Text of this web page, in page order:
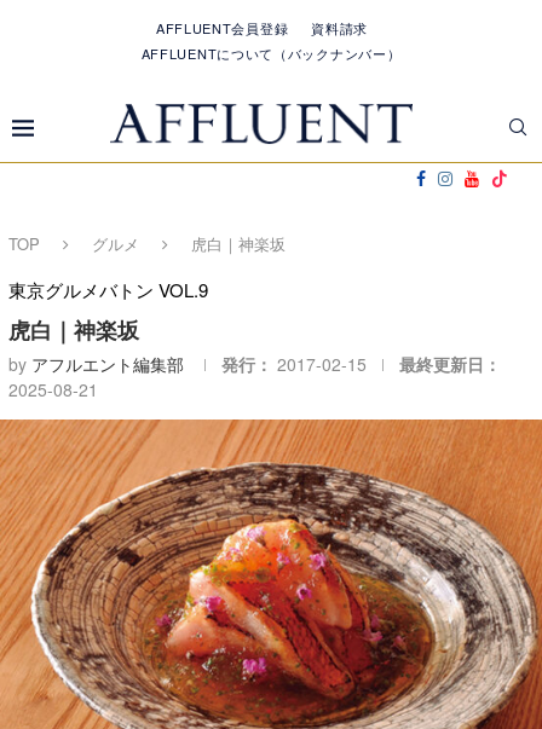
AFFLUENT会員登録
資料請求
AFFLUENTについて（バックナンバー）
TOP グルメ 虎白｜神楽坂
東京グルメバトン VOL.9
虎白｜神楽坂
by アフルエント編集部 発行： 2017-02-15
最終更新日：
2025-08-21